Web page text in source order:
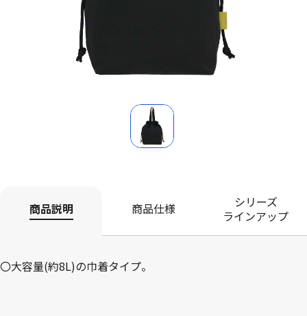
商品説明 商品仕様
シリーズ
ラインアップ
〇大容量(約8L)の巾着タイプ。